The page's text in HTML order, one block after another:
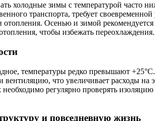
холодные зимы с температурой часто
транспорта, требует
отопления. Осенью и зимой
чтобы избежать переохлаждения.
температуры редко превышают
что увеличивает расходы на
регулярно проверять
и повседневную жизнь